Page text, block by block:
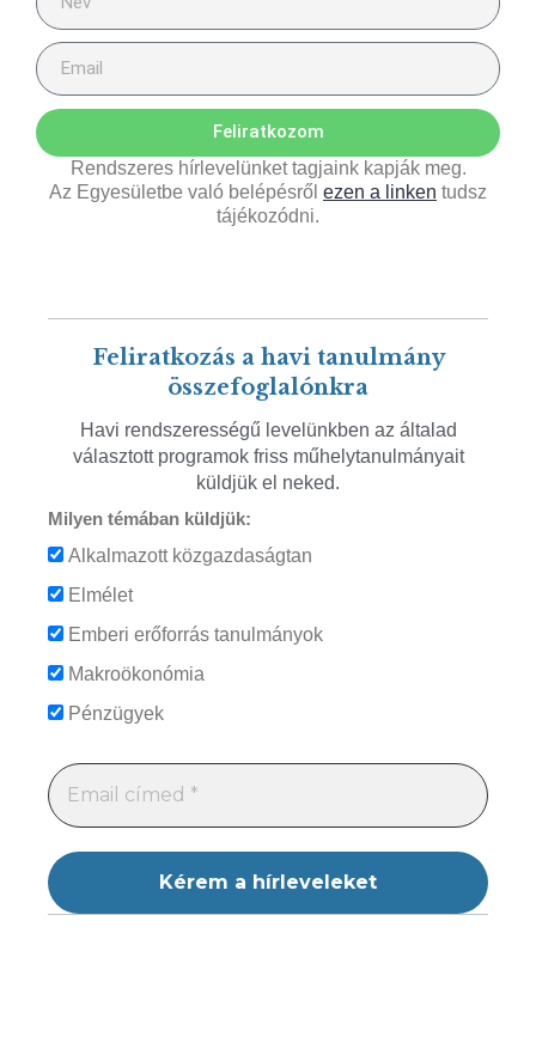
Feliratkozom
Rendszeres hírlevelünket tagjaink kapják meg.
Az Egyesületbe való belépésről ezen a linken tudsz
tájékozódni.
Feliratkozás a havi tanulmány
összefoglalónkra
Havi rendszerességű levelünkben az általad
választott programok friss műhelytanulmányait
küldjük el neked.
Milyen témában küldjük:
Alkalmazott közgazdaságtan
Elmélet
Emberi erőforrás tanulmányok
Makroökonómia
Pénzügyek